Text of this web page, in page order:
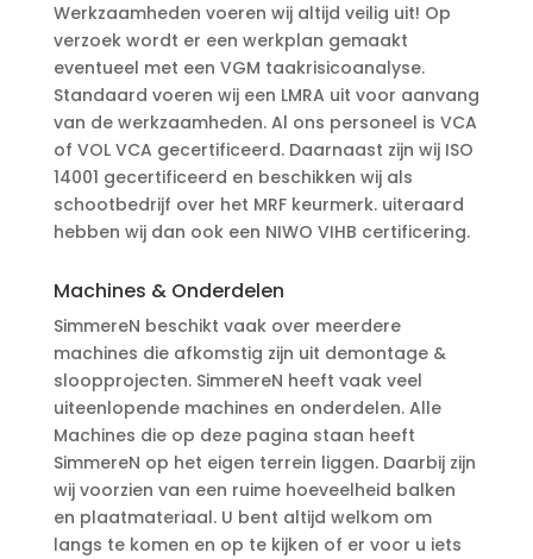
Werkzaamheden voeren wij altijd veilig uit! Op
verzoek wordt er een werkplan gemaakt
eventueel met een VGM taakrisicoanalyse.
Standaard voeren wij een LMRA uit voor aanvang
van de werkzaamheden. Al ons personeel is VCA
of VOL VCA gecertificeerd. Daarnaast zijn wij ISO
14001 gecertificeerd en beschikken wij als
schootbedrijf over het MRF keurmerk. uiteraard
hebben wij dan ook een NIWO VIHB certificering.
Machines & Onderdelen
SimmereN beschikt vaak over meerdere
machines die afkomstig zijn uit demontage &
sloopprojecten. SimmereN heeft vaak veel
uiteenlopende machines en onderdelen. Alle
Machines die op deze pagina staan heeft
SimmereN op het eigen terrein liggen. Daarbij zijn
wij voorzien van een ruime hoeveelheid balken
en plaatmateriaal. U bent altijd welkom om
langs te komen en op te kijken of er voor u iets